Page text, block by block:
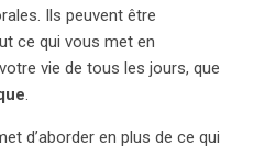
Ils peuvent être
ce qui vous met en
vie de tous les jours, que
.
d’aborder en plus de ce qui